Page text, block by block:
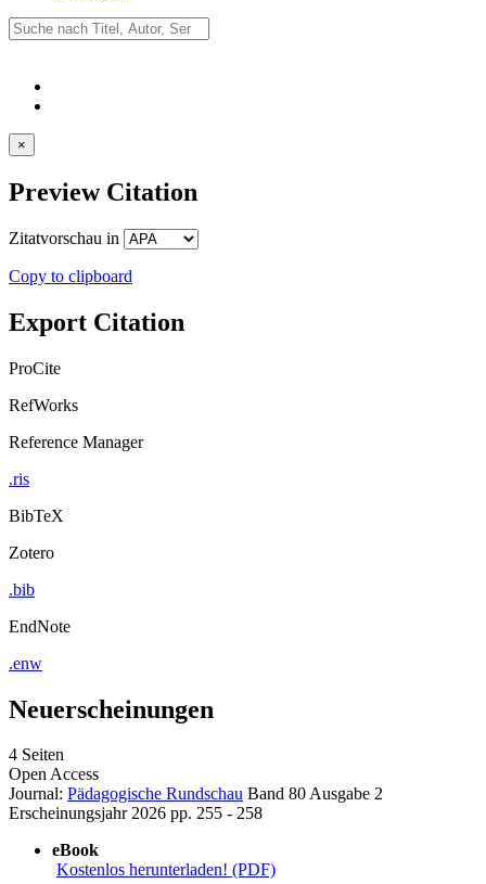
×
Preview Citation
Zitatvorschau in
Copy to clipboard
Export Citation
ProCite
RefWorks
Reference Manager
.ris
BibTeX
Zotero
.bib
EndNote
.enw
Neuerscheinungen
4 Seiten
Open Access
Journal: Pädagogische Rundschau Band 80Ausgabe 2
Erscheinungsjahr 2026 pp. 255 - 258
eBook
Kostenlos herunterladen! (PDF)